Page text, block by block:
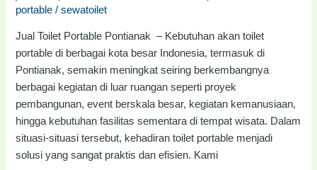
portable /sewatoilet
Jual Toilet Portable Pontianak – Kebutuhan akan toilet
portable di berbagai kota besar Indonesia, termasuk di
Pontianak, semakin meningkat seiring berkembangnya
berbagai kegiatan di luar ruangan seperti proyek
pembangunan, event berskala besar, kegiatan kemanusiaan,
hingga kebutuhan fasilitas sementara di tempat wisata. Dalam
situasi-situasi tersebut, kehadiran toilet portable menjadi
solusi yang sangat praktis dan efisien. Kami